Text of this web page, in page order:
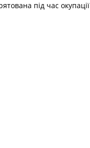
під час окупації